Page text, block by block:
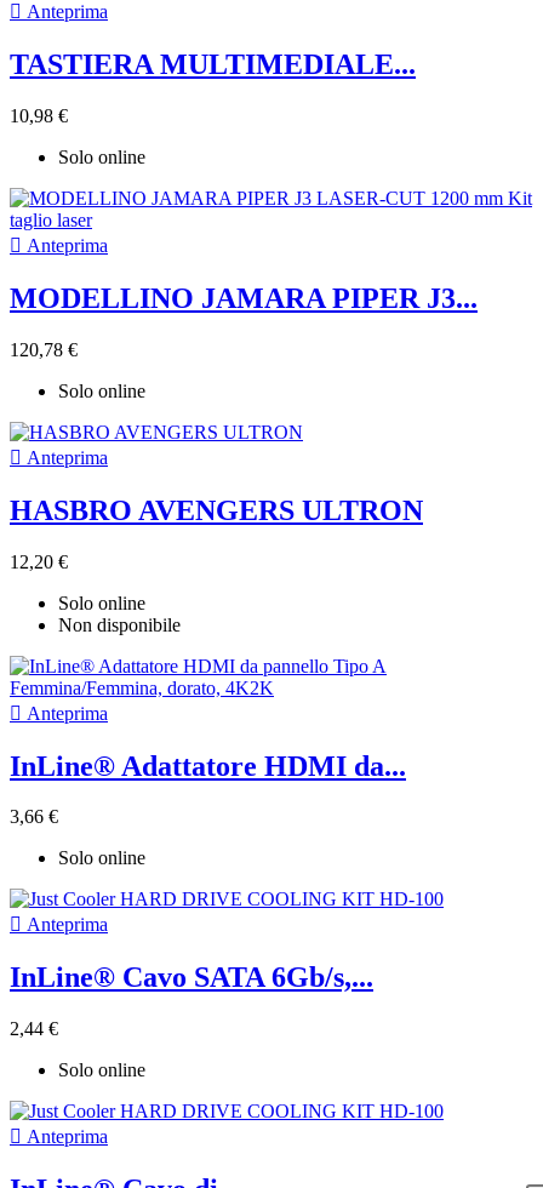
 Anteprima
TASTIERA MULTIMEDIALE...
10,98 €
Solo online
 Anteprima
MODELLINO JAMARA PIPER J3...
120,78 €
Solo online
 Anteprima
HASBRO AVENGERS ULTRON
12,20 €
Solo online
Non disponibile
 Anteprima
InLine® Adattatore HDMI da...
3,66 €
Solo online
 Anteprima
InLine® Cavo SATA 6Gb/s,...
2,44 €
Solo online
 Anteprima